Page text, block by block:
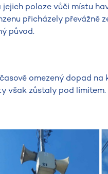
poloze vůči místu
přicházely převážně
původ.
omezený dopad
však zůstaly pod limitem.